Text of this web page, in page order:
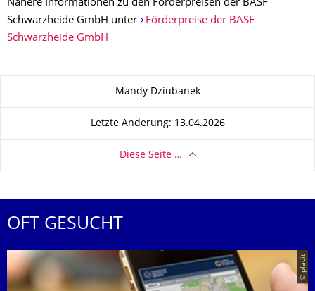
Nähere Informationen zu den Förderpreisen der BASF
Schwarzheide GmbH unter
Förderpreise der BASF
Schwarzheide GmbH
Mandy Dziubanek
Letzte Änderung: 13.04.2026
Diese Seite …
OFT GESUCHT
© placit